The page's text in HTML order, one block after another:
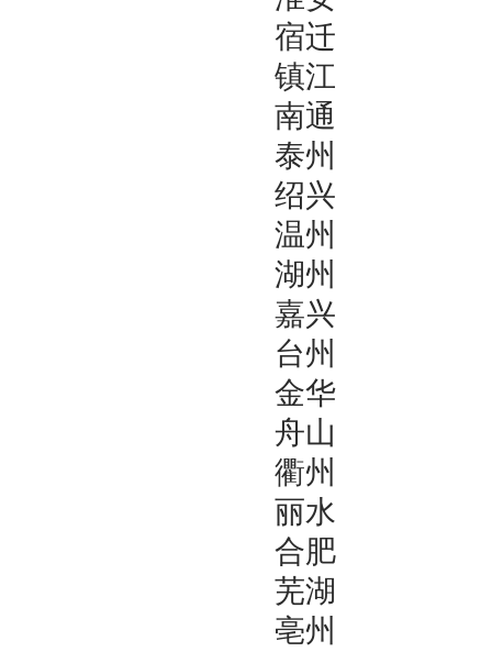
宿迁
镇江
南通
泰州
绍兴
温州
湖州
嘉兴
台州
金华
舟山
衢州
丽水
合肥
芜湖
亳州